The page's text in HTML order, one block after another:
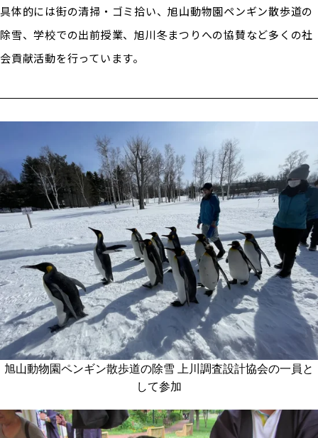
作業環境測定
環境影響調査
総務
具体的には街の清掃・ゴミ拾い、旭山動物園ペンギン散歩道の
除雪、学校での出前授業、旭川冬まつりへの協賛など多くの社
会貢献活動を行っています。
旭山動物園ペンギン散歩道の除雪 上川調査設計協会の一員と
して参加